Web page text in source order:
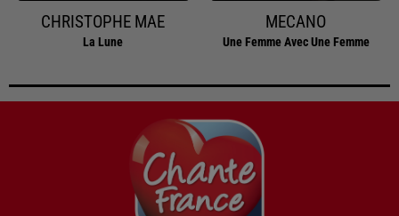
CHRISTOPHE MAE
La Lune
MECANO
Une Femme Avec Une Femme